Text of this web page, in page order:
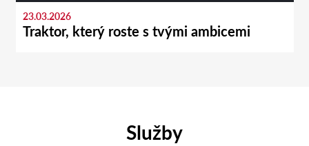
23.03.2026
Traktor, který roste s tvými ambicemi
Služby